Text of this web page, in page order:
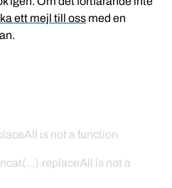
ett mejl till oss med en
is not a function
is not a